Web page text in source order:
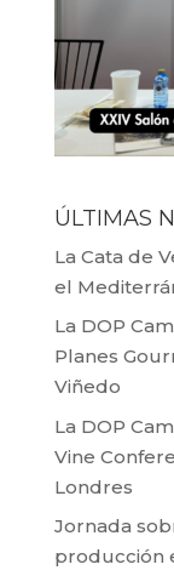
ÚLTIMAS
La Cata de
el
La DOP
Planes
Viñedo
La DOP
Vine
Londres
Jornada
producción